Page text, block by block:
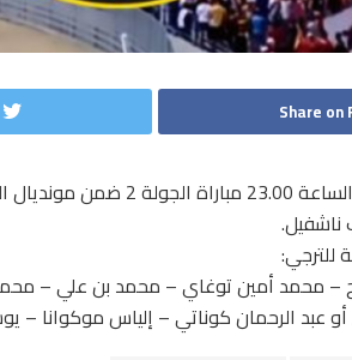
Share on
تدور الليلة الجمعة بداية من
للترجي:
– محمد أمين توغاي – محمد بن علي –
أو عبد الرحمان كوناتي – إلياس موكوانا –